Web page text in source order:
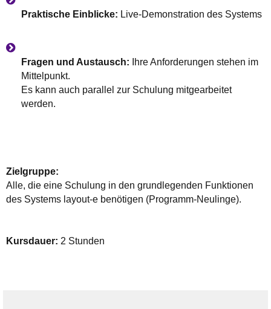
Praktische Einblicke: Live-Demonstration des Systems
Fragen und Austausch: Ihre Anforderungen stehen im
Mittelpunkt.
Es kann auch parallel zur Schulung mitgearbeitet
werden.
Zielgruppe:
Alle, die eine Schulung in den grundlegenden Funktionen
des Systems layout-e benötigen (Programm-Neulinge).
Kursdauer: 2 Stunden